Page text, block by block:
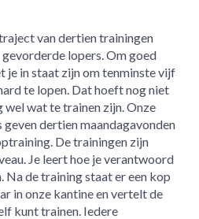
traject van dertien trainingen
lopers. Om goed
je in staat zijn om tenminste vijf
te lopen. Dat hoeft nog niet
wel wat te trainen zijn. Onze
dertien maandagavonden
De trainingen zijn
Je leert hoe je verantwoord
Na de training staat er een kop
in onze kantine en vertelt de
kunt trainen. Iedere